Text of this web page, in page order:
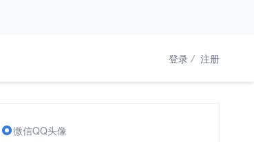
登录 / 注册
微信QQ头像